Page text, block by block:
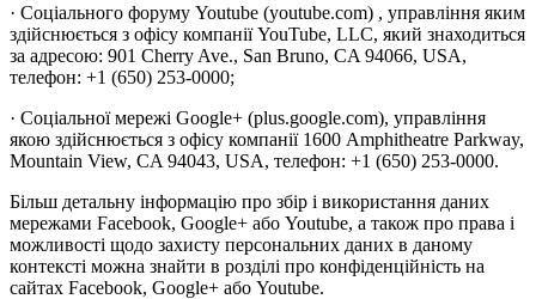
· Соціального форуму Youtube (youtube.com) , управління яким
здійснюється з офісу компанії YouTube, LLC, який знаходиться
за адресою: 901 Cherry Ave., San Bruno, CA 94066, USA,
телефон: +1 (650) 253-0000;
· Соціальної мережі Google+ (plus.google.com), управління
якою здійснюється з офісу компанії 1600 Amphitheatre Parkway,
Mountain View, CA 94043, USA, телефон: +1 (650) 253-0000.
Більш детальну інформацію про збір і використання даних
мережами Facebook, Google+ або Youtube, а також про права і
можливості щодо захисту персональних даних в даному
контексті можна знайти в розділі про конфіденційність на
сайтах Facebook, Google+ або Youtube.